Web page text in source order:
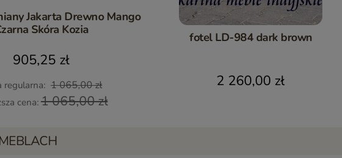
Jakarta Drewno Mango
Skóra Kozia
905,25 zł
regularna: 1 065,00 zł
cena:1 065,00 zł
fotel LD-984 dark brown
2 260,00 zł